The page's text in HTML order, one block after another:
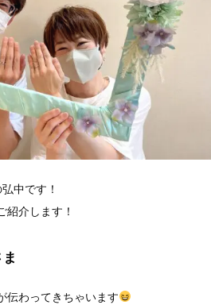
中です！
紹介します！
伝わってきちゃいます